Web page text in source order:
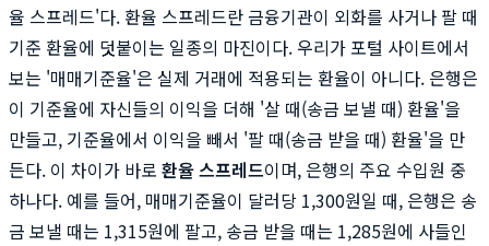
율 스프레드'다. 환율 스프레드란 금융기관이 외화를 사거나 팔 때
기준 환율에 덧붙이는 일종의 마진이다. 우리가 포털 사이트에서
보는 '매매기준율'은 실제 거래에 적용되는 환율이 아니다. 은행은
이 기준율에 자신들의 이익을 더해 '살 때(송금 보낼 때) 환율'을
만들고, 기준율에서 이익을 빼서 '팔 때(송금 받을 때) 환율'을 만
든다. 이 차이가 바로 환율 스프레드이며, 은행의 주요 수입원 중
하나다. 예를 들어, 매매기준율이 달러당 1,300원일 때, 은행은 송
금 보낼 때는 1,315원에 팔고, 송금 받을 때는 1,285원에 사들인